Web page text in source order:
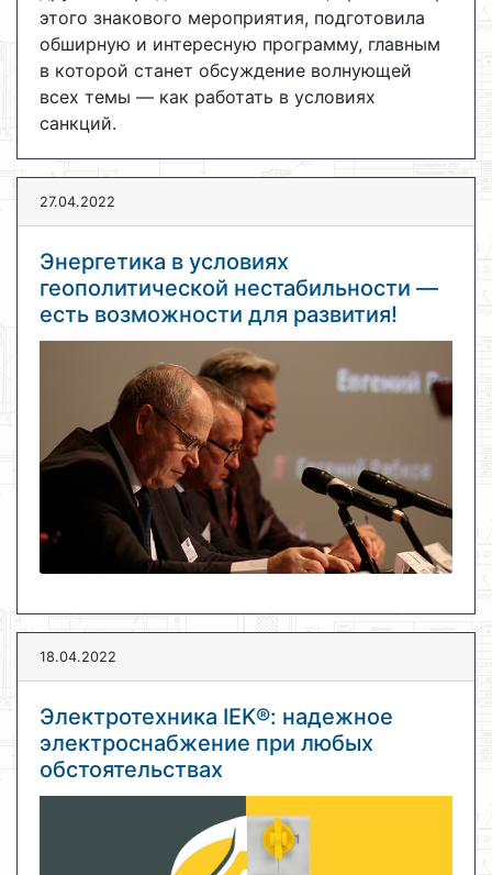
этого знакового мероприятия, подготовила
обширную и интересную программу, главным
в которой станет обсуждение волнующей
всех темы — как работать в условиях
санкций.
27.04.2022
Энергетика в условиях
геополитической нестабильности —
есть возможности для развития!
18.04.2022
Электротехника IEK®: надежное
электроснабжение при любых
обстоятельствах